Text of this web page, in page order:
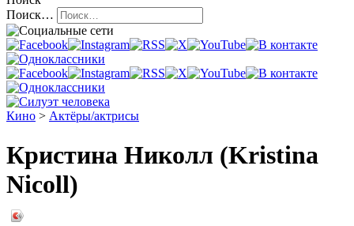
Поиск…
Кино > Актёры/актрисы
Кристина Николл (Kristina
Nicoll)